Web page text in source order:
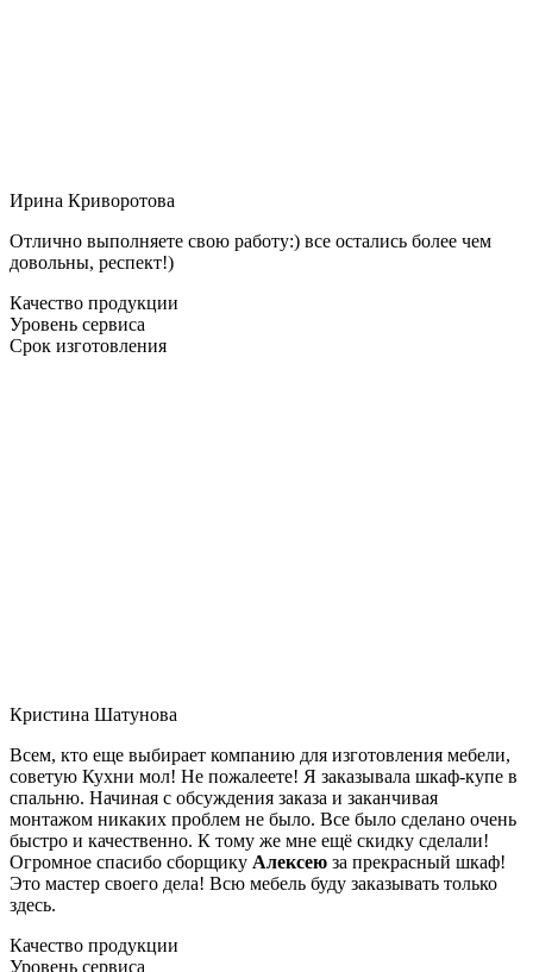
Ирина Криворотова
Отлично выполняете свою работу:) все остались более чем
довольны, респект!)
Качество продукции
Уровень сервиса
Срок изготовления
Кристина Шатунова
Всем, кто еще выбирает компанию для изготовления мебели,
советую Кухни мол! Не пожалеете! Я заказывала шкаф-купе в
спальню. Начиная с обсуждения заказа и заканчивая
монтажом никаких проблем не было. Все было сделано очень
быстро и качественно. К тому же мне ещё скидку сделали!
Огромное спасибо сборщику Алексею за прекрасный шкаф!
Это мастер своего дела! Всю мебель буду заказывать только
здесь.
Качество продукции
Уровень сервиса